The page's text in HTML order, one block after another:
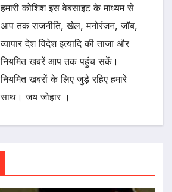
हमारी कोशिश इस वेबसाइट के माध्यम से
आप तक राजनीति, खेल, मनोरंजन, जॉब,
व्यापार देश विदेश इत्यादि की ताजा और
नियमित खबरें आप तक पहुंच सकें।
नियमित खबरों के लिए जुड़े रहिए हमारे
साथ। जय जोहार ।